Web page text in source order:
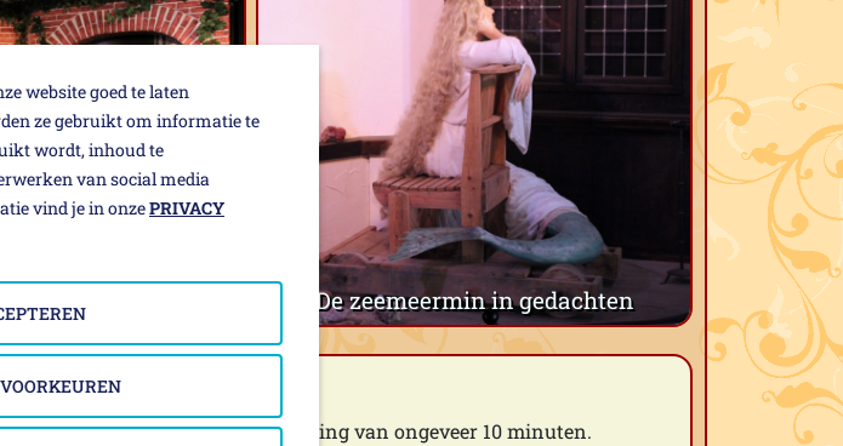
en de pestdokters De zeemeermin in gedachten
Het is een doorlopende voorstelling van ongeveer 10 minuten.
website goed te laten
ze gebruikt om informatie te
wordt, inhoud te
van social media
vind je in onzePRIVACY